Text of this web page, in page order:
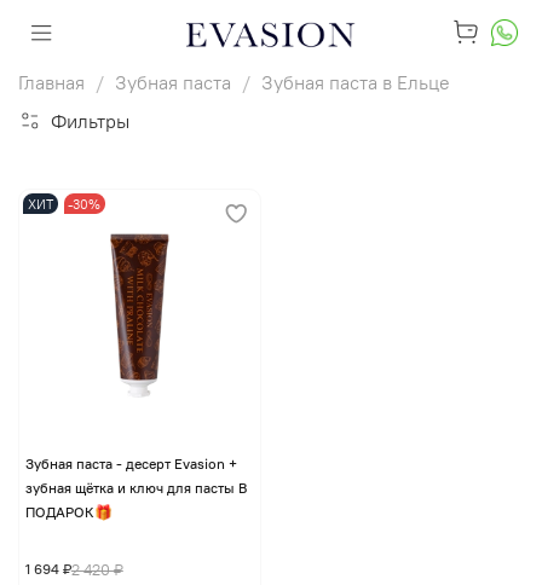
Главная Зубная паста
Зубная паста в Ельце
Фильтры
ХИТ -30%
Зубная паста - десерт Evasion +
зубная щётка и ключ для пасты В
ПОДАРОК🎁
2 420 ₽
1 694 ₽